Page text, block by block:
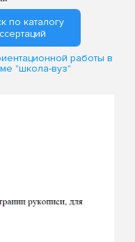
по каталогу
работы в
"школа-вуз"